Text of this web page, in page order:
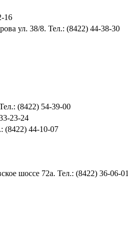
16
ул. 38/8. Тел.: (8422) 44-38-30
(8422) 54-39-00
23-24
(8422) 44-10-07
шоссе 72а. Тел.: (8422) 36-06-01